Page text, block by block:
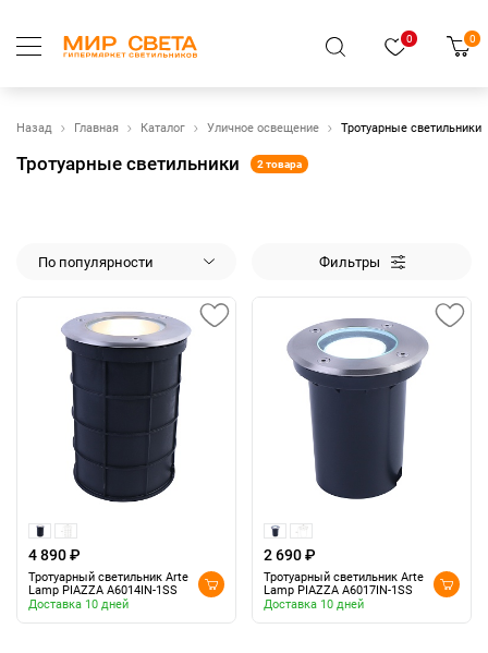
0 0
Назад Главная Каталог Уличное освещение Тротуарные светильники
Тротуарные светильники 2 товара
По популярности Фильтры
4 890 ₽
Тротуарный светильник Arte
Lamp PIAZZA A6014IN-1SS
Доставка 10 дней
2 690 ₽
Тротуарный светильник Arte
Lamp PIAZZA A6017IN-1SS
Доставка 10 дней